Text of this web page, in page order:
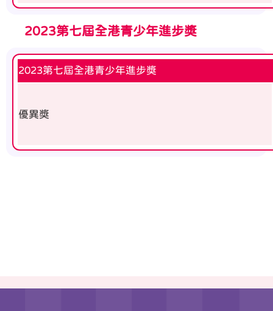
2023第七屆全港青少年進步獎
2023第七屆全港青少年進步獎
優異獎